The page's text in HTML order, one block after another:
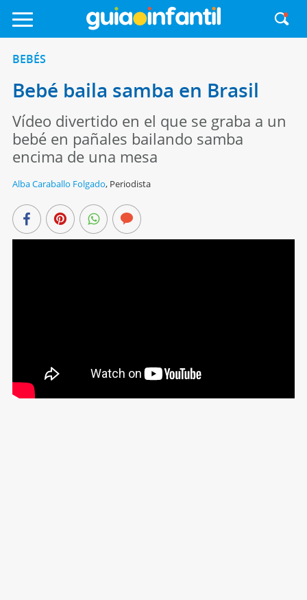
BEBÉS
Bebé baila samba en Brasil
Vídeo divertido en el que se graba a un
bebé en pañales bailando samba
encima de una mesa
Alba Caraballo Folgado, Periodista